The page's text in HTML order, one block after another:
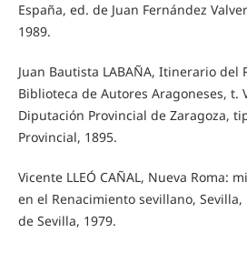
España, ed. de Juan Fernández
1989.
Juan Bautista LABAÑA, Itinerario del
Biblioteca de Autores Aragoneses, t.
Diputación Provincial de Zaragoza,
Provincial, 1895.
Vicente LLEÓ CAÑAL, Nueva Roma:
en el Renacimiento sevillano,
de Sevilla, 1979.